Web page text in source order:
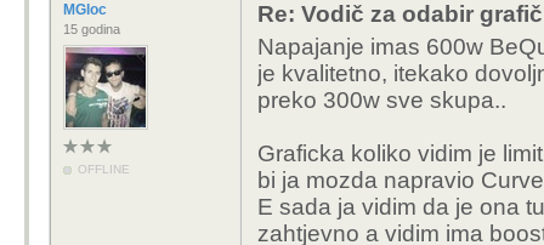
MGloc
15 godina
OFFLINE
Re: Vodič za odabir
Napajanje imas 600w
je kvalitetno, itekako
preko 300w sve skupa..
Graficka koliko vidim je
bi ja mozda napravio
E sada ja vidim da je ona
zahtjevno a vidim ima